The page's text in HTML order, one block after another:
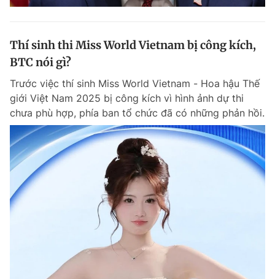
Thí sinh thi Miss World Vietnam bị công kích,
BTC nói gì?
Trước việc thí sinh Miss World Vietnam - Hoa hậu Thế
giới Việt Nam 2025 bị công kích vì hình ảnh dự thi
chưa phù hợp, phía ban tổ chức đã có những phản hồi.